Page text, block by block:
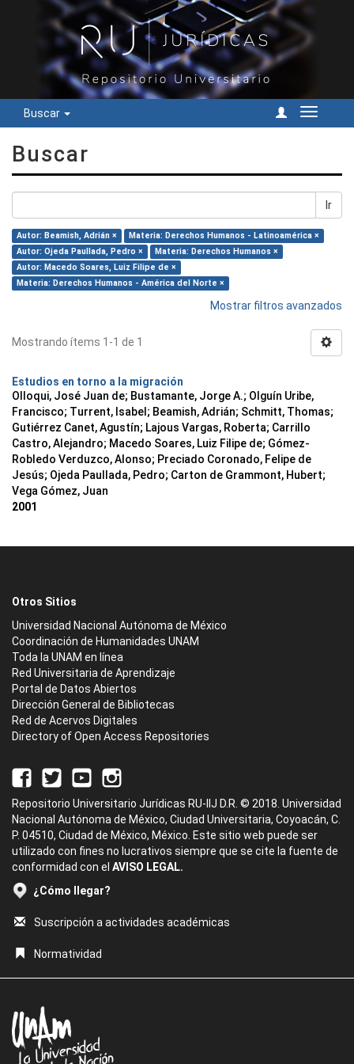
Buscar
Cambiar
Buscar
Ir
Autor: Beamish, Adrián ×
Materia: Derechos Humanos - Latinoamérica ×
Autor: Ojeda Paullada, Pedro ×
Materia: Derechos Humanos ×
Autor: Macedo Soares, Luiz Filipe de ×
Materia: Derechos Humanos - América del Norte ×
Mostrar filtros avanzados
Mostrando ítems 1-1 de 1
Estudios en torno a la migración
Olloqui, José Juan de; Bustamante, Jorge A.; Olguín Uribe,
Francisco; Turrent, Isabel; Beamish, Adrián; Schmitt, Thomas;
Gutiérrez Canet, Agustín; Lajous Vargas, Roberta; Carrillo
Castro, Alejandro; Macedo Soares, Luiz Filipe de; Gómez-
Robledo Verduzco, Alonso; Preciado Coronado, Felipe de
Jesús; Ojeda Paullada, Pedro; Carton de Grammont, Hubert;
Vega Gómez, Juan
2001
Otros Sitios
Universidad Nacional Autónoma de México
Coordinación de Humanidades UNAM
Toda la UNAM en línea
Red Universitaria de Aprendizaje
Portal de Datos Abiertos
Dirección General de Bibliotecas
Red de Acervos Digitales
Directory of Open Access Repositories
Repositorio Universitario Jurídicas RU-IIJ D.R. © 2018. Universidad
Nacional Autónoma de México, Ciudad Universitaria, Coyoacán, C.
P. 04510, Ciudad de México, México. Este sitio web puede ser
utilizado con fines no lucrativos siempre que se cite la fuente de
conformidad con el AVISO LEGAL.
¿Cómo llegar?
Suscripción a actividades académicas
Normatividad